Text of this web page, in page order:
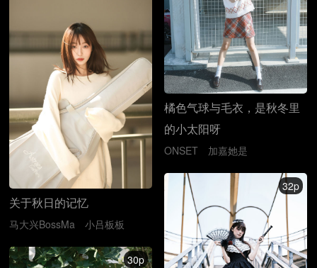
橘色气球与毛衣，是秋冬里
的小太阳呀
ONSET 加嘉她是
关于秋日的记忆
马大兴BossMa 小吕板板
32p
30p